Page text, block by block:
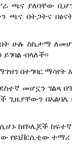
ጫና ያለባቸው
ጫና በትጋትና
ሁሉ ስኬታማ
ብላለች፡፡
በተግባር ማሳየት
መሆኗን ገልጻ
ጊዜያቸውን
ሲሆኑ ከየኮሌጆች
የዩኒቨርሲቲው ተማሪ